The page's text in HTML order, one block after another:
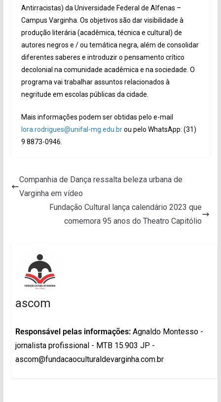
Antirracistas) da Universidade Federal de Alfenas –
Campus Varginha. Os objetivos são dar visibilidade à
produção literária (acadêmica, técnica e cultural) de
autores negros e / ou temática negra, além de consolidar
diferentes saberes e introduzir o pensamento crítico
decolonial na comunidade acadêmica e na sociedade. O
programa vai trabalhar assuntos relacionados à
negritude em escolas públicas da cidade.
Mais informações podem ser obtidas pelo e-mail
lora.rodrigues@unifal-mg.edu.brou pelo WhatsApp: (31)
9 8873-0946.
Companhia de Dança ressalta beleza urbana de
Varginha em vídeo
Fundação Cultural lança calendário 2023 que
comemora 95 anos do Theatro Capitólio
ascom
Responsável pelas informações:Agnaldo Montesso -
jornalista profissional - MTB 15.903 JP -
ascom@fundacaoculturaldevarginha.com.br